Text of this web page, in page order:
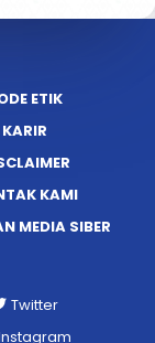
ETIK
KARIR
KAMI
MEDIA SIBER
Twitter